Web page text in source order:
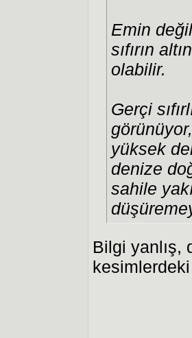
Emin
sıfırın
olabilir.
Gerçi
yüksek
denize
sahile
Bilgi yanlış,